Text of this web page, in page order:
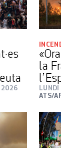
2026
la
ATS/